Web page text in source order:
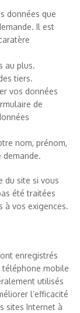
données que
Il est
au plus.
tiers.
vos données
de
nom, prénom,
demande.
du site si vous
été traitées
à vos exigences.
enregistrés
mobile
utilisés
l’efficacité
sites Internet à